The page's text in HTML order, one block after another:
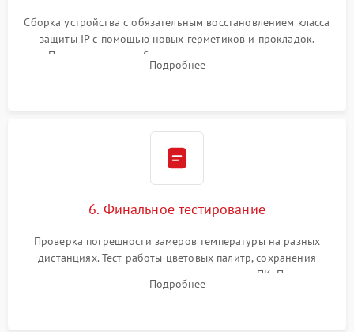
Сборка устройства с обязательным восстановлением класса
защиты IP с помощью новых герметиков и прокладок.
Программная калибровка матрицы по эталонному
абсолютно черному телу для точного измерения температур.
Подробнее
6. Финальное тестирование
Проверка погрешности замеров температуры на разных
дистанциях. Тест работы цветовых палитр, сохранения
термограмм в память и передачи данных на ПК. Проверка
автономности работы и итоговый контроль качества.
Подробнее